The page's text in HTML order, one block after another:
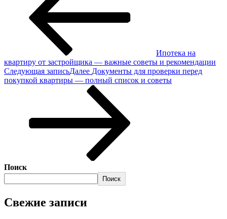
Ипотека на
квартиру от застройщика — важные советы и рекомендации
Следующая записьДалее Документы для проверки перед
покупкой квартиры — полный список и советы
Поиск
Поиск
Свежие записи